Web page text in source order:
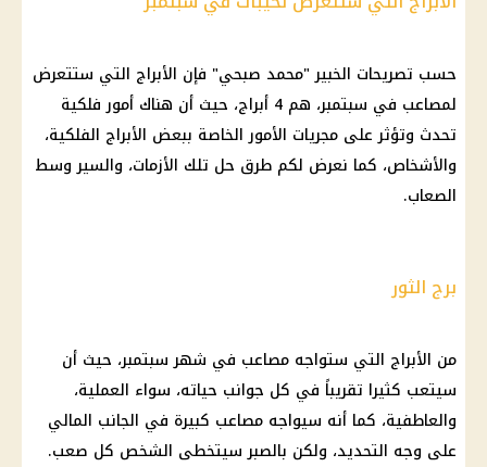
حسب تصريحات الخبير "محمد صبحي" فإن الأبراج التي ستتعرض
لمصاعب في سبتمبر، هم 4 أبراج، حيث أن هناك أمور فلكية
تحدث وتؤثر على مجريات الأمور الخاصة ببعض الأبراج الفلكية،
والأشخاص، كما نعرض لكم طرق حل تلك الأزمات، والسير وسط
الصعاب.
برج الثور
من الأبراج التي ستواجه مصاعب في شهر سبتمبر، حيث أن
سيتعب كثيرا تقريباً في كل جوانب حياته، سواء العملية،
والعاطفية، كما أنه سيواجه مصاعب كبيرة في الجانب المالي
على وجه التحديد، ولكن بالصبر سيتخطى الشخص كل صعب.